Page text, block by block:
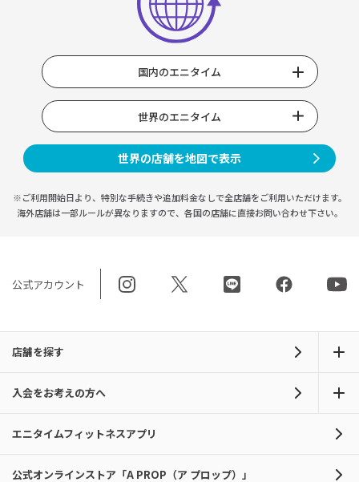
国内のエニタイム
世界のエニタイム
世界の店舗を地図で表示
※ご利用開始日より、特別な手続きや追加料金なしで全店舗をご利用いただけます。
海外店舗は一部ルールが異なりますので、 各国の店舗に直接お問い合わせ下さい。
公式アカウント
店舗を探す
入会をお考えの方へ
エニタイムフィットネスアプリ
公式オンラインストア「A PROP（ア プロップ）」